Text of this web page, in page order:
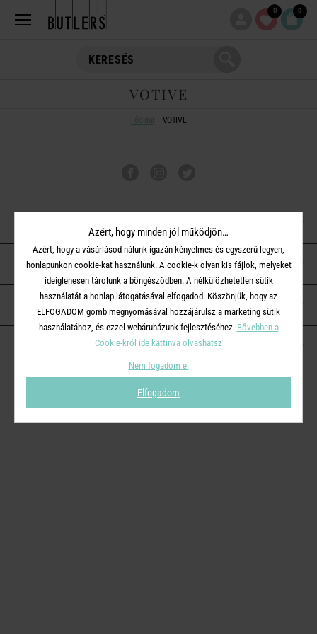
0 0
VOTIVE
Főoldal VOTIVE
ÜGYFÉLSZOLGÁLAT
A BUTLERS-RŐL
KAPCSOLAT
Azért, hogy minden jól működjön…
Azért, hogy a vásárlásod nálunk igazán kényelmes és egyszerű legyen,
honlapunkon cookie-kat használunk. A cookie-k olyan kis fájlok, melyeket
ideiglenesen tárolunk a böngésződben. A nélkülözhetetlen sütik
használatát a honlap látogatásával elfogadod. Köszönjük, hogy az
ELFOGADOM gomb megnyomásával hozzájárulsz a marketing sütik
használatához, és ezzel webáruházunk fejlesztéséhez. Bővebben a
Cookie-król ide kattinva olvashatsz
Nem fogadom el
Elfogadom